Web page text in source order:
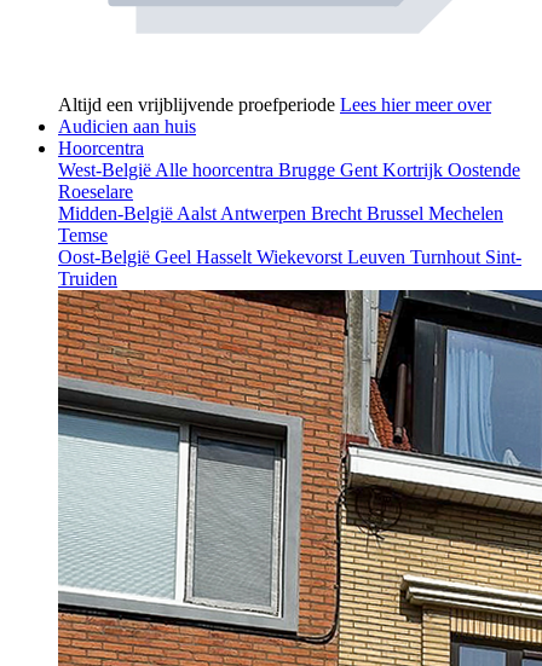
Altijd een vrijblijvende proefperiode Lees hier meer over
Audicien aan huis
Hoorcentra
West-België Alle hoorcentra Brugge Gent Kortrijk Oostende
Roeselare
Midden-België Aalst Antwerpen Brecht Brussel Mechelen
Temse
Oost-België Geel Hasselt Wiekevorst Leuven Turnhout Sint-
Truiden